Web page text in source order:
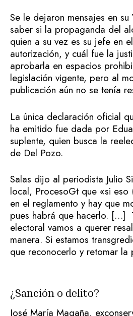
Se le dejaron mensajes en
saber si la propaganda del
quien a su vez es su jefe en
autorización, y cuál fue la
aprobarla en espacios
legislación vigente, pero al
publicación aún no se tenía
La única declaración oficial
ha emitido fue dada por
suplente, quien busca la
de Del Pozo.
Salas dijo al periodista Julio
local, ProcesoGt que «si eso
en el reglamento y hay que
pues habrá que hacerlo. […]
electoral vamos a querer
manera. Si estamos
que reconocerlo y retomar la
¿Sanción o delito?
José María Magaña,